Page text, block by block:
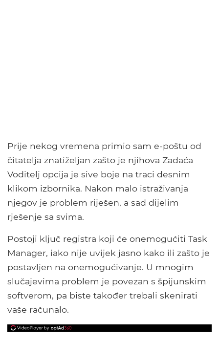
Prije nekog vremena primio sam e-poštu od
čitatelja znatiželjan zašto je njihova Zadaća
Voditelj opcija je sive boje na traci desnim
klikom izbornika. Nakon malo istraživanja
njegov je problem riješen, a sad dijelim
rješenje sa svima.
Postoji ključ registra koji će onemogućiti Task
Manager, iako nije uvijek jasno kako ili zašto je
postavljen na onemogućivanje. U mnogim
slučajevima problem je povezan s špijunskim
softverom, pa biste također trebali skenirati
vaše računalo.